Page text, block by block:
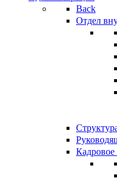
Back
Отдел
Кадровое